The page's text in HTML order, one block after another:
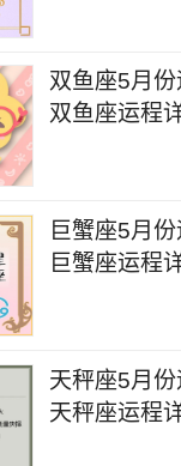
他人合作。在这
不过，他们需
视自己的利益和
，天秤座的健
显的大病症状
体力消耗较大，
。在这段时间
劳累。同时，
增强身体抵抗
双鱼座5月
双鱼座运程
巨蟹座5月
巨蟹座运程
天秤座5月
天秤座运程